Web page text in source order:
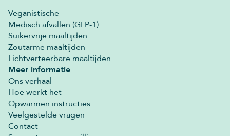
Veganistische
Medisch afvallen (GLP-1)
Suikervrije maaltijden
Zoutarme maaltijden
Lichtverteerbare maaltijden
Meer informatie
Ons verhaal
Hoe werkt het
Opwarmen instructies
Veelgestelde vragen
Contact